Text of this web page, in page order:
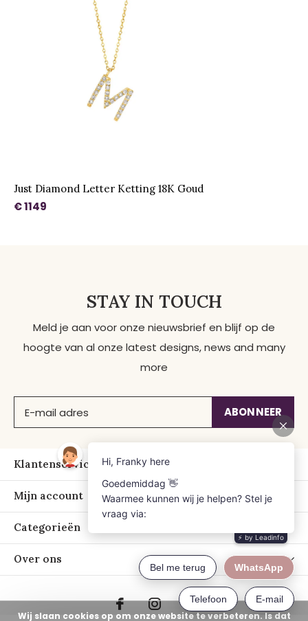
Just Diamond Letter Ketting 18K Goud
€ 1149
STAY IN TOUCH
Meld je aan voor onze nieuwsbrief en blijf op de
hoogte van al onze latest designs, news and many
more
ABONNEER
Klantenservice
Mijn account
Categorieën
Over ons
Wij slaan cookies op om onze website te verbeteren. Is dat